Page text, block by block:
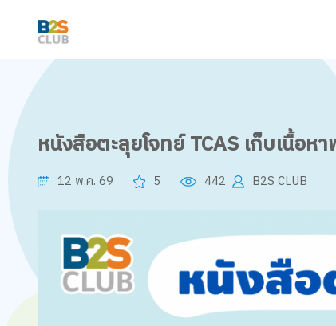
หนังสือตะลุยโจทย์ TCAS เก็บเนื้อห
12 พ.ค. 69 5 442 B2S CLUB